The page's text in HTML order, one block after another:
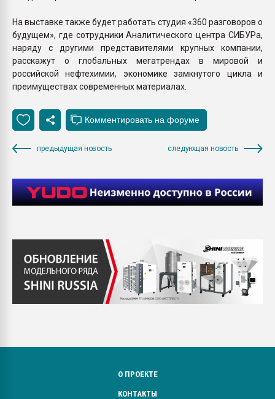
На выставке также будет работать студия «360 разговоров о
будущем», где сотрудники Аналитического центра СИБУРа,
наряду с другими представителями крупных компании,
расскажут о глобальных мегатрендах в мировой и
российской нефтехимии, экономике замкнутого цикла и
преимуществах современных материалах.
предыдущая новость следующая новость
О ПРОЕКТЕ
КОНТАКТЫ